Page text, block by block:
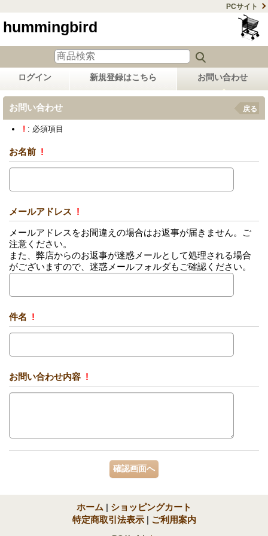
PCサイト
hummingbird
ログイン 新規登録はこちら お問い合わせ
お問い合わせ 戻る
! : 必須項目
お名前 !
メールアドレス !
メールアドレスをお間違えの場合はお返事が届きません。ご
注意ください。
また、弊店からのお返事が迷惑メールとして処理される場合
がございますので、迷惑メールフォルダもご確認ください。
件名 !
お問い合わせ内容 !
ホーム | ショッピングカート
特定商取引法表示 | ご利用案内